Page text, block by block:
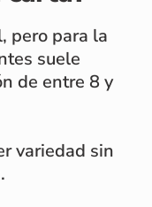
pero para la
suele
de entre 8 y
variedad sin